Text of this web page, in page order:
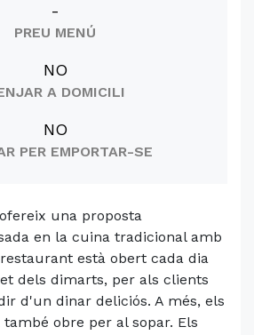
-
PREU MENÚ
NO
A DOMICILI
NO
PER EMPORTAR-SE
una proposta
en la cuina tradicional amb
està obert cada dia
dels dimarts, per als clients
d'un dinar deliciós. A més, els
obre per al sopar. Els